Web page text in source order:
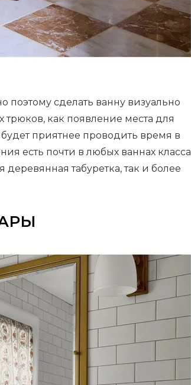
поэтому сделать ванну визуально
как появление места для
приятнее проводить время в
есть почти в любых ваннах класса
табуретка, так и более